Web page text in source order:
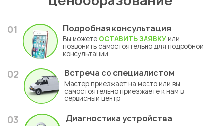
01 Подробная консультация
Вы можете ОСТАВИТЬ ЗАЯВКУ или
позвонить самостоятельно для подробной
консультации
02 Встреча со специалистом
Мастер приезжает на место или вы
самостоятельно приезжаете к нам в
сервисный центр
03 Диагностика устройства